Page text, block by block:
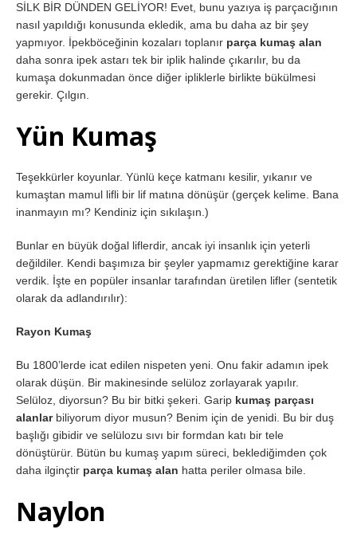
SİLK BİR DÜNDEN GELİYOR! Evet, bunu yazıya iş parçacığının
nasıl yapıldığı konusunda ekledik, ama bu daha az bir şey
yapmıyor. İpekböceğinin kozaları toplanır parça kumaş alan
daha sonra ipek astarı tek bir iplik halinde çıkarılır, bu da
kumaşa dokunmadan önce diğer ipliklerle birlikte bükülmesi
gerekir. Çılgın.
Yün Kumaş
Teşekkürler koyunlar. Yünlü keçe katmanı kesilir, yıkanır ve
kumaştan mamul lifli bir lif matına dönüşür (gerçek kelime. Bana
inanmayın mı? Kendiniz için sıkılaşın.)
Bunlar en büyük doğal liflerdir, ancak iyi insanlık için yeterli
değildiler. Kendi başımıza bir şeyler yapmamız gerektiğine karar
verdik. İşte en popüler insanlar tarafından üretilen lifler (sentetik
olarak da adlandırılır):
Rayon Kumaş
Bu 1800’lerde icat edilen nispeten yeni. Onu fakir adamın ipek
olarak düşün. Bir makinesinde selüloz zorlayarak yapılır.
Selüloz, diyorsun? Bu bir bitki şekeri. Garip kumaş parçası
alanlarbiliyorum diyor musun? Benim için de yenidi. Bu bir duş
başlığı gibidir ve selülozu sıvı bir formdan katı bir tele
dönüştürür. Bütün bu kumaş yapım süreci, beklediğimden çok
daha ilginçtir parça kumaş alan hatta periler olmasa bile.
Naylon